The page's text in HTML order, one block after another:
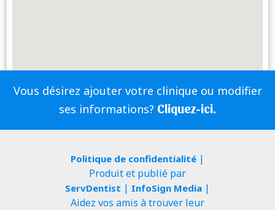
Vous désirez ajouter votre clinique ou modifier
ses informations? Cliquez-ici.
Politique de confidentialité|
Produit et publié par
ServDentist | InfoSign Media|
Aidez vos amis à trouver leur